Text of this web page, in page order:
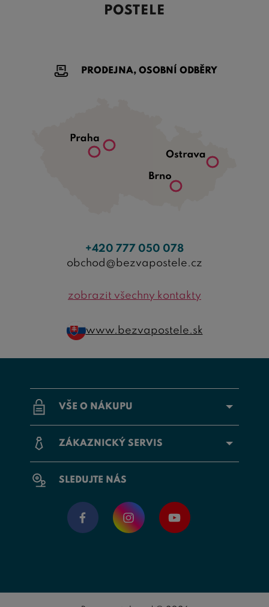
POSTELE
VŠE O NÁKUPU
ZÁKAZNICKÝ SERVIS
SLEDUJTE NÁS
PRODEJNA, OSOBNÍ ODBĚRY
+420 777 050 078
obchod@bezvapostele.cz
zobrazit všechny kontakty
www.bezvapostele.sk